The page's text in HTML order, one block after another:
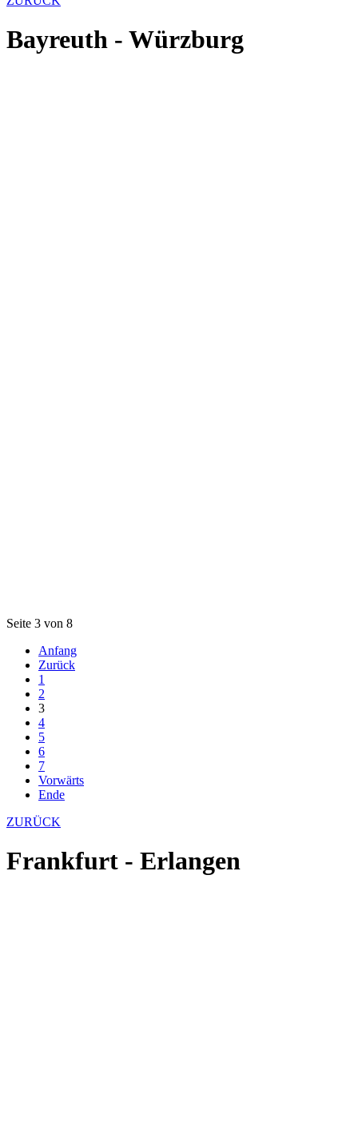
Bayreuth - Würzburg
Seite 3 von 8
Anfang
Zurück
1
2
3
4
5
6
7
Vorwärts
Ende
ZURÜCK
Frankfurt - Erlangen